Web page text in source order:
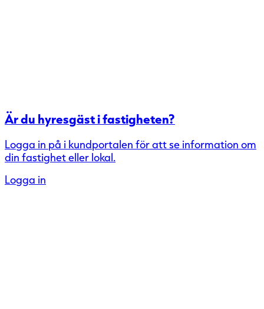
Är du hyresgäst i fastigheten?
Logga in på i kundportalen för att se information om
din fastighet eller lokal.
Logga in